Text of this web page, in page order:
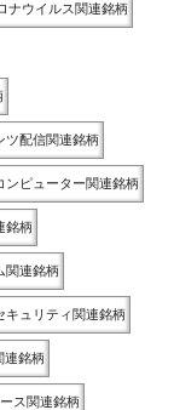
ナウイルス関連銘柄
ツ配信関連銘柄
ンピューター関連銘柄
銘柄
関連銘柄
キュリティ関連銘柄
連銘柄
ス関連銘柄